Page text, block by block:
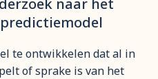
naar het
te ontwikkelen dat al in
of sprake is van het